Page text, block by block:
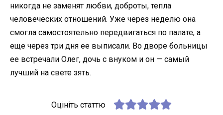
никогда не заменят любви, доброты, тепла
человеческих отношений. Уже через неделю она
смогла самостоятельно передвигаться по палате, а
еще через три дня ее выписали. Во дворе больницы
ее встречали Олег, дочь с внуком и он — самый
лучший на свете зять.
Оцініть статтю